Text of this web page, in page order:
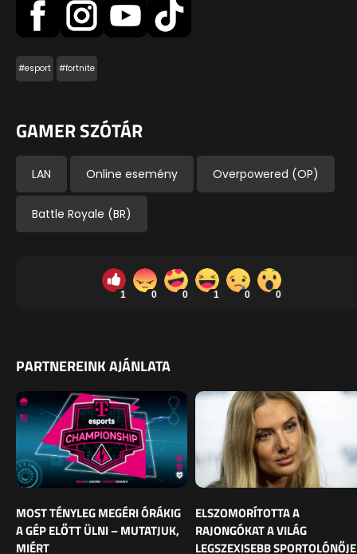
#esport #fortnite
GAMER SZÓTÁR
LAN Online esemény Overpowered (OP)
Battle Royale (BR)
1 0 0 1 0 0
PARTNEREINK AJÁNLATA
MOST TÉNYLEG MEGÉRI ÓRÁKIG
A GÉP ELŐTT ÜLNI – MUTATJUK,
MIÉRT
ELSZOMORÍTOTTA A
RAJONGÓKAT A VILÁG
LEGSZEXISEBB SPORTOLÓNŐJE